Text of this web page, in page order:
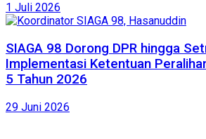
1 Juli 2026
SIAGA 98 Dorong DPR hingga
Implementasi Ketentuan
5 Tahun 2026
29 Juni 2026